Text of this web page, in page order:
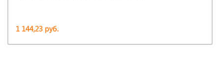
1 144,23 руб.